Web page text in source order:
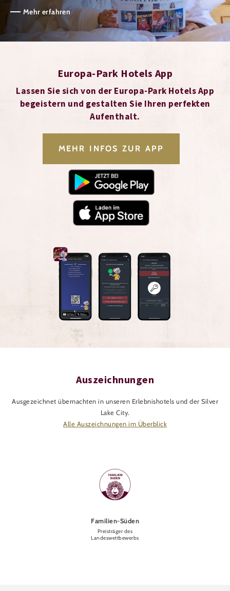
Mehr erfahren
Europa-Park Hotels App
Lassen Sie sich von der Europa-Park Hotels App
begeistern und gestalten Sie Ihren perfekten
Aufenthalt.
MEHR INFOS ZUR APP
Auszeichnungen
Ausgezeichnet übernachten in unseren Erlebnishotels und der Silver
Lake City.
Alle Auszeichnungen im Überblick
Familien-Süden
Preisträger des
Landeswettbewerbs